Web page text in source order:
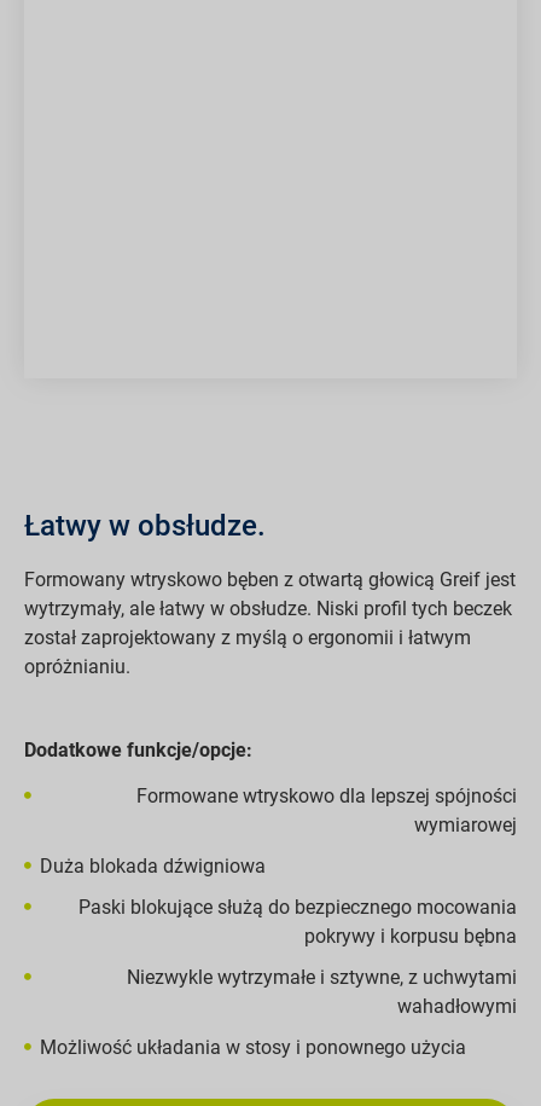
Łatwy w obsłudze.
Formowany wtryskowo bęben z otwartą głowicą Greif jest
wytrzymały, ale łatwy w obsłudze. Niski profil tych beczek
został zaprojektowany z myślą o ergonomii i łatwym
opróżnianiu.
Dodatkowe funkcje/opcje:
Formowane wtryskowo dla lepszej spójności
wymiarowej
Duża blokada dźwigniowa
Paski blokujące służą do bezpiecznego mocowania
pokrywy i korpusu bębna
Niezwykle wytrzymałe i sztywne, z uchwytami
wahadłowymi
Możliwość układania w stosy i ponownego użycia